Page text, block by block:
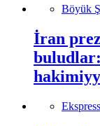
Böyük
İran